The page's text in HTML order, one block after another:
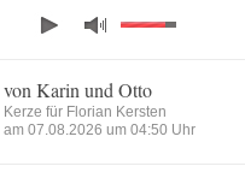
von Karin und Otto
Kerze für Florian Kersten
am 07.08.2026 um 04:50 Uhr